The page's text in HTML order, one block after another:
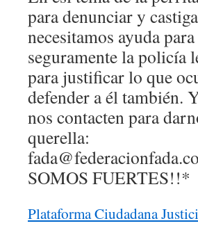
para denunciar y
necesitamos ayuda
seguramente la policía
para justificar lo que
defender a él también.
nos contacten para
querella:
SOMOS FUERTES!!*
Plataforma Ciudadana